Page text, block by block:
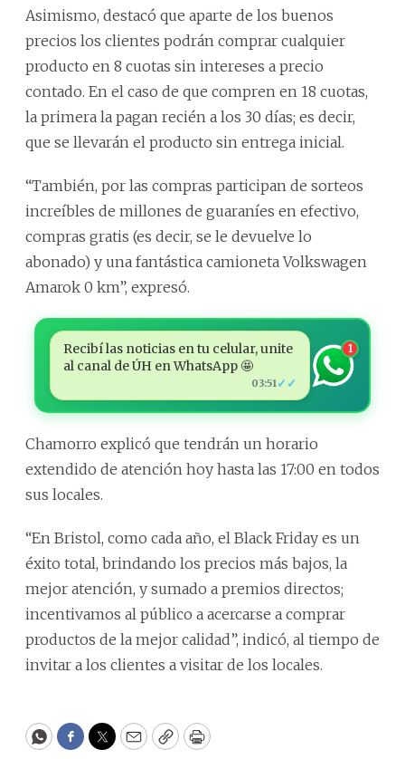
Asimismo, destacó que aparte de los buenos
precios los clientes podrán comprar cualquier
producto en 8 cuotas sin intereses a precio
contado. En el caso de que compren en 18 cuotas,
la primera la pagan recién a los 30 días; es decir,
que se llevarán el producto sin entrega inicial.
“También, por las compras participan de sorteos
increíbles de millones de guaraníes en efectivo,
compras gratis (es decir, se le devuelve lo
abonado) y una fantástica camioneta Volkswagen
Amarok 0 km”, expresó.
Recibí las noticias en tu celular, unite
al canal de ÚH en WhatsApp 🤩
03:51✓✓
1
Chamorro explicó que tendrán un horario
extendido de atención hoy hasta las 17:00 en todos
sus locales.
“En Bristol, como cada año, el Black Friday es un
éxito total, brindando los precios más bajos, la
mejor atención, y sumado a premios directos;
incentivamos al público a acercarse a comprar
productos de la mejor calidad”, indicó, al tiempo de
invitar a los clientes a visitar de los locales.
WhatsApp
Facebook
Twitter
EmailCopyPrint